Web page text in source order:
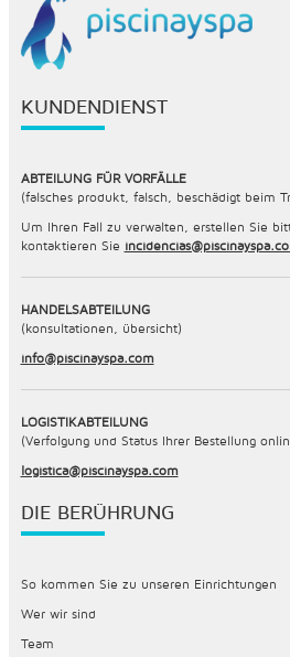
KUNDENDIENST
ABTEILUNG FÜR VORFÄLLE
(falsches produkt, falsch, beschädigt beim
Um Ihren Fall zu verwalten, erstellen Sie
kontaktieren Sie
HANDELSABTEILUNG
(konsultationen, übersicht)
info@piscinayspa.com
LOGISTIKABTEILUNG
(Verfolgung und Status Ihrer Bestellung
logistica@piscinayspa.com
DIE BERÜHRUNG
So kommen Sie zu unseren Einrichtungen
Wer wir sind
Team